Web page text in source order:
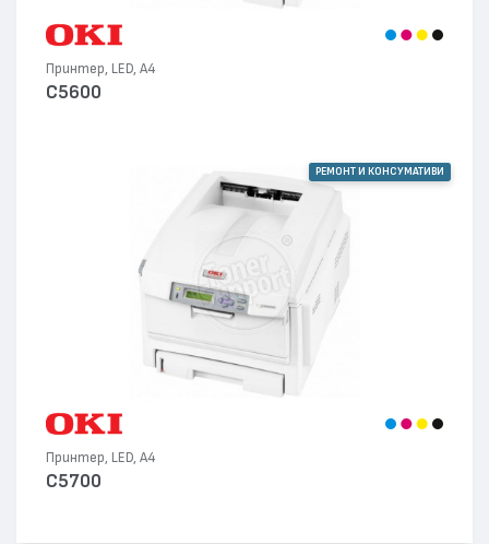
Принтер, LED, А4
C5600
РЕМОНТ И КОНСУМАТИВИ
Принтер, LED, А4
C5700